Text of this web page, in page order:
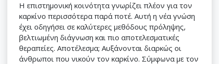
Η επιστημονική κοινότητα γνωρίζει πλέον για τον
καρκίνο περισσότερα παρά ποτέ. Αυτή η νέα γνώση
έχει οδηγήσει σε καλύτερες μεθόδους πρόληψης,
βελτιωμένη διάγνωση και πιο αποτελεσματικές
θεραπείες. Αποτέλεσμα; Αυξάνονται διαρκώς οι
άνθρωποι που νικούν τον καρκίνο. Σύμφωνα με τον